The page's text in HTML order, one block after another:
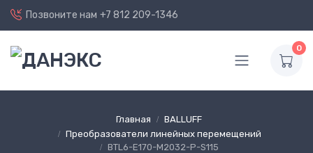
Позвоните нам +7 812 209-1346
0
Главная
BALLUFF
Преобразователи линейных перемещений
BTL6-E170-M2032-P-S115